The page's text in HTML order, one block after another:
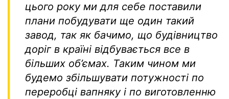
цього року ми для себе поставили
плани побудувати ще один такий
завод, так як бачимо, що будівництво
доріг в країні відбувається все в
більших об’ємах. Таким чином ми
будемо збільшувати потужності по
переробці вапняку і по виготовленню